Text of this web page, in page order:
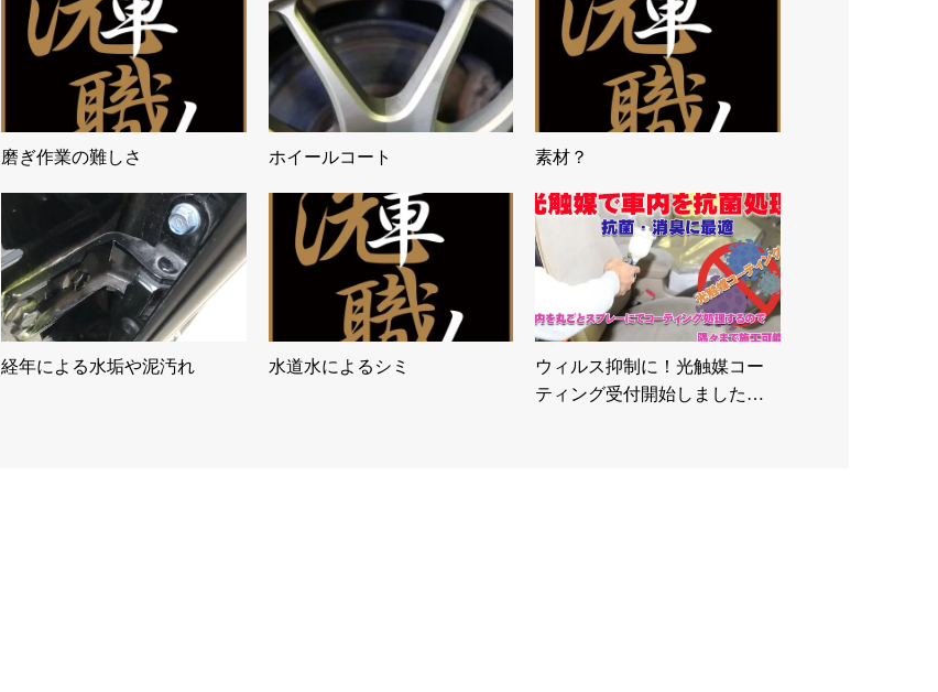
磨ぎ作業の難しさ ホイールコート 素材？
経年による水垢や泥汚れ 水道水によるシミ
ウィルス抑制に！光触媒コー
ティング受付開始しました…